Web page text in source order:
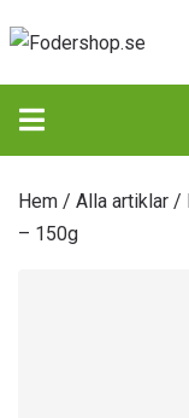
Hem / Alla artiklar /
– 150g